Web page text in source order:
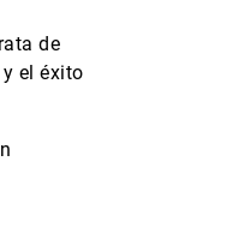
de
el éxito